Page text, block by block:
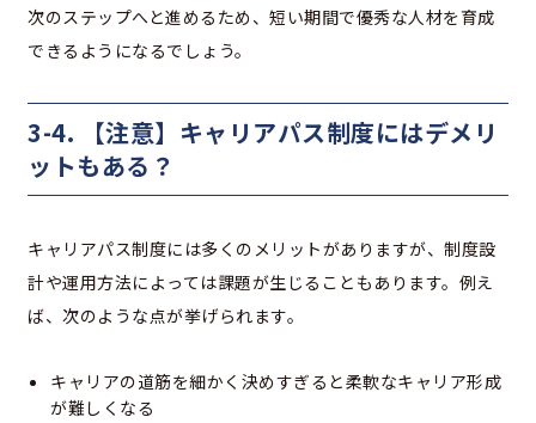
次のステップへと進めるため、短い期間で優秀な人材を育成
できるようになるでしょう。
3-4. 【注意】キャリアパス制度にはデメリ
ットもある？
キャリアパス制度には多くのメリットがありますが、制度設
計や運用方法によっては課題が生じることもあります。例え
ば、次のような点が挙げられます。
キャリアの道筋を細かく決めすぎると柔軟なキャリア形成
が難しくなる